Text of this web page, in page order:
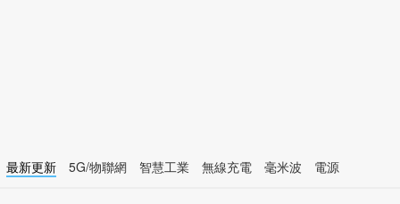
最新更新 5G/物聯網 智慧工業 無線充電 毫米波
電源